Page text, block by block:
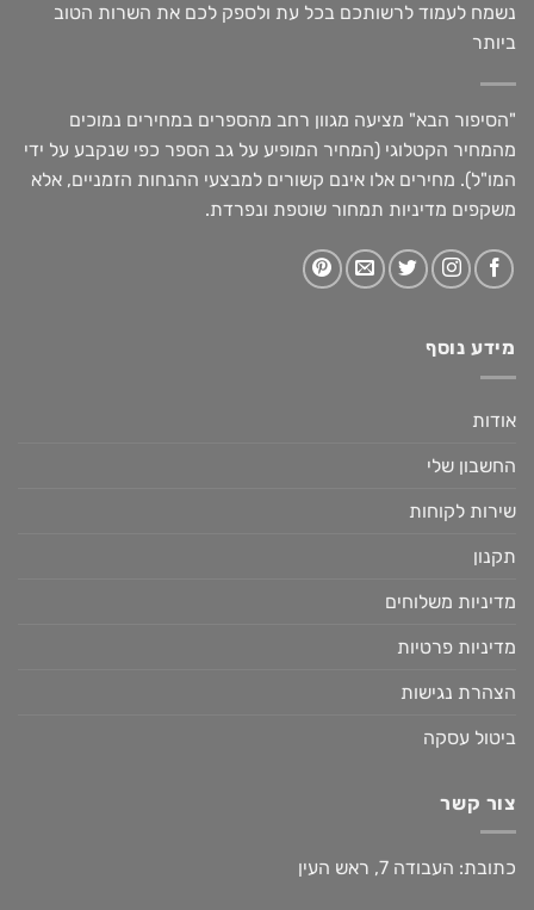
נשמח לעמוד לרשותכם בכל עת ולספק לכם את השרות הטוב
ביותר
"הסיפור הבא" מציעה מגוון רחב מהספרים במחירים נמוכים
מהמחיר הקטלוגי (המחיר המופיע על גב הספר כפי שנקבע על ידי
המו"ל). מחירים אלו אינם קשורים למבצעי ההנחות הזמניים, אלא
משקפים מדיניות תמחור שוטפת ונפרדת.
מידע נוסף
אודות
החשבון שלי
שירות לקוחות
תקנון
מדיניות משלוחים
מדיניות פרטיות
הצהרת נגישות
ביטול עסקה
צור קשר
כתובת: העבודה 7, ראש העין